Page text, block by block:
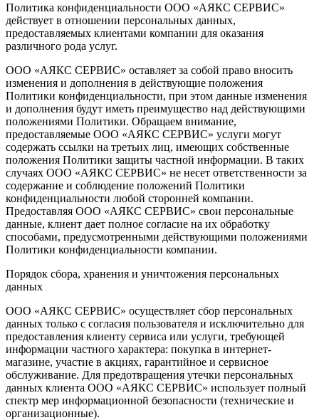
Политика конфиденциальности ООО «АЯКС СЕРВИС»
действует в отношении персональных данных,
предоставляемых клиентами компании для оказания
различного рода услуг.
ООО «АЯКС СЕРВИС» оставляет за собой право вносить
изменения и дополнения в действующие положения
Политики конфиденциальности, при этом данные изменения
и дополнения будут иметь преимущество над действующими
положениями Политики. Обращаем внимание,
предоставляемые ООО «АЯКС СЕРВИС» услуги могут
содержать ссылки на третьих лиц, имеющих собственные
положения Политики защиты частной информации. В таких
случаях ООО «АЯКС СЕРВИС» не несет ответственности за
содержание и соблюдение положений Политики
конфиденциальности любой сторонней компании.
Предоставляя ООО «АЯКС СЕРВИС» свои персональные
данные, клиент дает полное согласие на их обработку
способами, предусмотренными действующими положениями
Политики конфиденциальности компании.
Порядок сбора, хранения и уничтожения персональных
данных
ООО «АЯКС СЕРВИС» осуществляет сбор персональных
данных только с согласия пользователя и исключительно для
предоставления клиенту сервиса или услуги, требующей
информации частного характера: покупка в интернет-
магазине, участие в акциях, гарантийное и сервисное
обслуживание. Для предотвращения утечки персональных
данных клиента ООО «АЯКС СЕРВИС» использует полный
спектр мер информационной безопасности (технические и
организационные).